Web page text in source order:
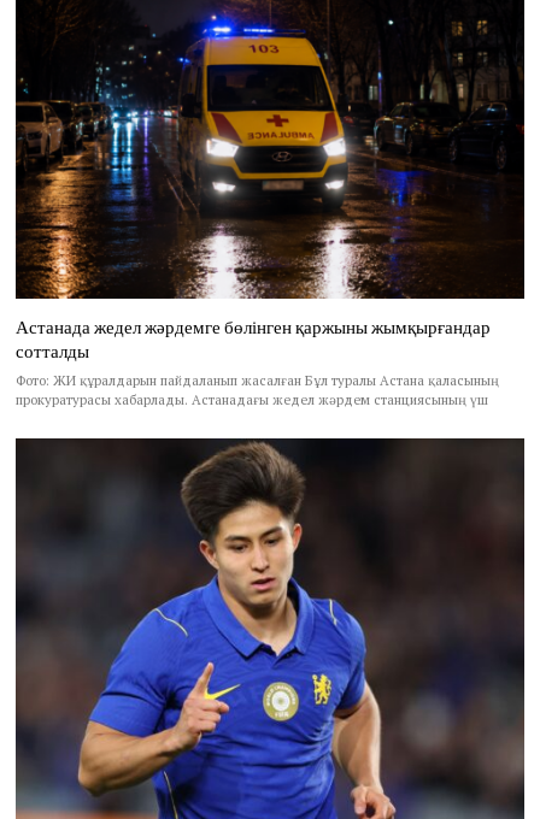
Астанада жедел жәрдемге бөлінген қаржыны жымқырғандар
сотталды
Фото: ЖИ құралдарын пайдаланып жасалған Бұл туралы Астана қаласының
прокуратурасы хабарлады. Астанадағы жедел жәрдем станциясының үш